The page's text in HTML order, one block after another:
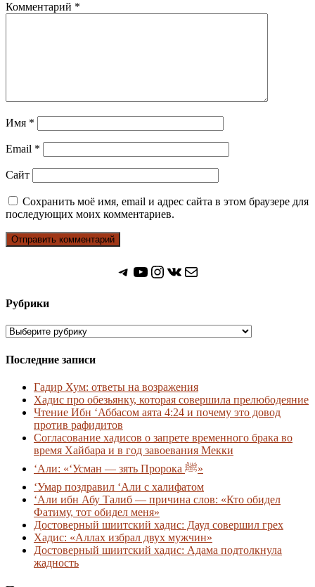
Комментарий *
Имя *
Email *
Сайт
Сохранить моё имя, email и адрес сайта в этом браузере для
последующих моих комментариев.
Мы в Telegram
Мы на Youtube
Instagram
ВКонтакте
Почта
Рубрики
Рубрики
Последние записи
Гадир Хум: ответы на возражения
Хадис про обезьянку, которая совершила прелюбодеяние
Чтение Ибн ‘Аббасом аята 4:24 и почему это довод
против рафидитов
Согласование хадисов о запрете временного брака во
время Хайбара и в год завоевания Мекки
‘Али: «‘Усман — зять Пророка ﷺ»
‘Умар поздравил ‘Али с халифатом
‘Али ибн Абу Талиб — причина слов: «Кто обидел
Фатиму, тот обидел меня»
Достоверный шиитский хадис: Дауд совершил грех
Хадис: «Аллах избрал двух мужчин»
Достоверный шиитский хадис: Адама подтолкнула
жадность